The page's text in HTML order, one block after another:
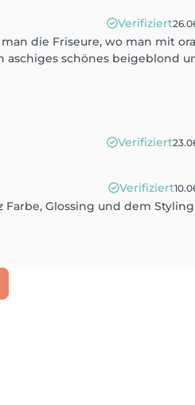
Verifiziert
die Friseure, wo man mit
schönes beigeblond
Verifiziert
Verifiziert
Glossing und dem